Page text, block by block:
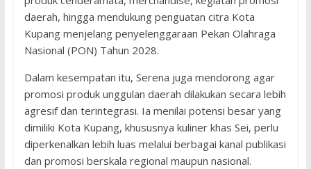
daerah, hingga mendukung penguatan citra Kota
Kupang menjelang penyelenggaraan Pekan Olahraga
Nasional (PON) Tahun 2028.
Dalam kesempatan itu, Serena juga mendorong agar
promosi produk unggulan daerah dilakukan secara lebih
agresif dan terintegrasi. Ia menilai potensi besar yang
dimiliki Kota Kupang, khususnya kuliner khas Sei, perlu
diperkenalkan lebih luas melalui berbagai kanal publikasi
dan promosi berskala regional maupun nasional.